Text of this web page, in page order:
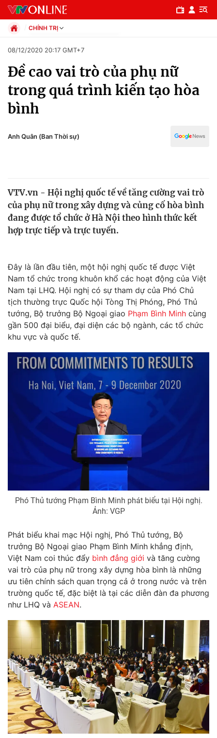
Chuyên mục
Chính trị
Thế giới
Tin tức
Câu chuyện quốc tế
Kinh tế
Thị trường
Góc doanh nghiệp
Dữ liệu và đời sống
Truyền hình
Phim VTV
Hậu trường
Nhân vật
Khán giả
Giải sao mai
Giải trí
Điện ảnh
Âm nhạc
Đời sống
Du lịch
Làm đẹp
Chất lượng cuộc sống
Giáo dục
Học trực tuyến
Công nghệ
Hitech Công nghệ tương lai
Sản phẩm
Thị trường
Giao lưu trực tuyến
Lịch phát sóng
Chuyên mục khác
Podcast
Photo Infographic
Video Shorts video
VTV Money
VTV Sức khoẻ Bất động sản
Thị trường 24h Tấm lòng Việt
VTV4 Vươn mình bằng AI
VTV9 VTV8
CHÍNH TRỊ
Xã hội
Pháp luật
Thể thao
Truyền hình
08/12/2020 20:17 GMT+7
Đề cao vai trò của phụ nữ
trong quá trình kiến tạo hòa
bình
Anh Quân (Ban Thời sự)
VTV.vn - Hội nghị quốc tế về tăng cường vai trò
của phụ nữ trong xây dựng và củng cố hòa bình
đang được tổ chức ở Hà Nội theo hình thức kết
hợp trực tiếp và trực tuyến.
Đây là lần đầu tiên, một hội nghị quốc tế được Việt
Nam tổ chức trong khuôn khổ các hoạt động của Việt
Nam tại LHQ. Hội nghị có sự tham dự của Phó Chủ
tịch thường trực Quốc hội Tòng Thị Phóng, Phó Thủ
tướng, Bộ trưởng Bộ Ngoại giao Phạm Bình Minh cùng
gần 500 đại biểu, đại diện các bộ ngành, các tổ chức
khu vực và quốc tế.
Phó Thủ tướng Phạm Bình Minh phát biểu tại Hội nghị.
Ảnh: VGP
Phát biểu khai mạc Hội nghị, Phó Thủ tướng, Bộ
trưởng Bộ Ngoại giao Phạm Bình Minh khẳng định,
Việt Nam coi thúc đẩy bình đẳng giới và tăng cường
vai trò của phụ nữ trong xây dựng hòa bình là những
ưu tiên chính sách quan trọng cả ở trong nước và trên
trường quốc tế, đặc biệt là tại các diễn đàn đa phương
như LHQ và ASEAN.